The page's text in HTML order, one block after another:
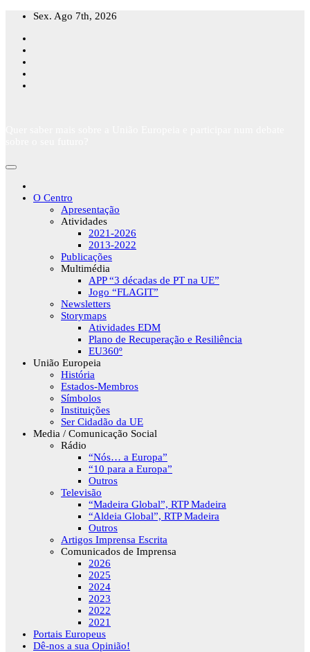
Skip
content
Sex. Ago 7th, 2026
O Centro
Apresentação
Atividades
2021-2026
2013-2022
Publicações
Multimédia
APP “3 décadas de PT na UE”
Jogo “FLAGIT”
Newsletters
Storymaps
Atividades EDM
Plano de Recuperação e Resiliência
EU360º
União Europeia
História
Estados-Membros
Símbolos
Instituições
Ser Cidadão da UE
Media / Comunicação Social
Rádio
“Nós… a Europa”
“10 para a Europa”
Outros
Televisão
“Madeira Global”, RTP Madeira
“Aldeia Global”, RTP Madeira
Outros
Artigos Imprensa Escrita
Comunicados de Imprensa
2026
2025
2024
2023
2022
2021
Portais Europeus
Dê-nos a sua Opinião!